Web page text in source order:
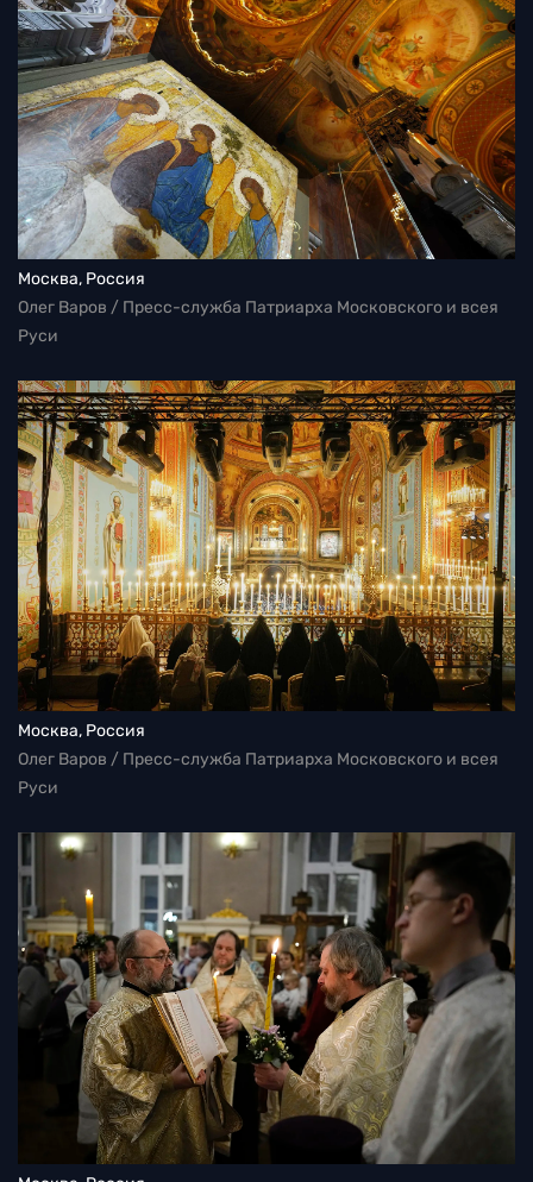
Москва, Россия
Олег Варов / Пресс-служба Патриарха Московского и всея
Руси
Москва, Россия
Олег Варов / Пресс-служба Патриарха Московского и всея
Руси